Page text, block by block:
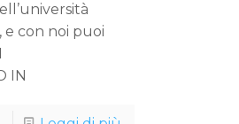
e con noi puoi
IN